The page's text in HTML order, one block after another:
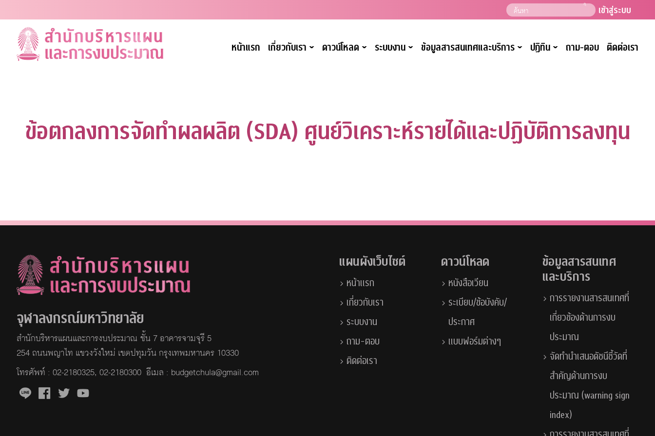
to
content
เข้าสู่ระบบ
หน้าแรก เกี่ยวกับเรา ˇ ดาวน์โหลด ˇ ระบบงานˇ ข้อมูลสารสนเทศและบริการˇ ปฏิทินˇ ถาม-ตอบ ติดต่อเรา
ข้อตกลงการจัดทำผลผลิต (SDA) ศูนย์วิเคราะห์รายได้และปฏิบัติการลงทุน
จุฬาลงกรณ์มหาวิทยาลัย
สำนักบริหารแผนและการงบประมาณ ชั้น 7 อาคารจามจุรี 5
254 ถนนพญาไท แขวงวังใหม่ เขตปทุมวัน กรุงเทพมหานคร 10330
โทรศัพท์ : 02-2180325, 02-2180300 อีเมล : budgetchula@gmail.com
แผนผังเว็บไซต์
หน้าแรก
เกี่ยวกับเรา
ระบบงาน
ถาม-ตอบ
ติดต่อเรา
ดาวน์โหลด
หนังสือเวียน
ระเบียบ/ข้อบังคับ/
ประกาศ
แบบฟอร์มต่างๆ
ข้อมูลสารสนเทศ
และบริการ
การรายงานสารสนเทศที่
เกี่ยวข้องด้านการงบ
ประมาณ
จัดทำนำเสนอดัชนีชี้วัดที่
สำคัญด้านการงบ
ประมาณ (warning sign
index)